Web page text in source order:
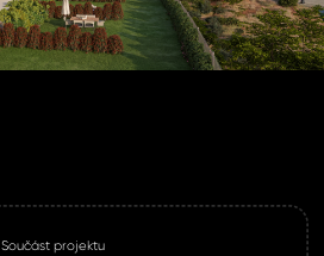
Součást projektu